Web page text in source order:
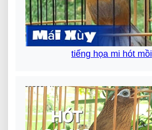
tiếng họa mi hót mồi